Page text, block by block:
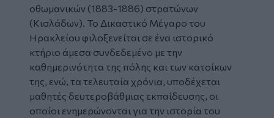
οθωμανικών (1883-1886) στρατώνων
(Κισλάδων). Το Δικαστικό Μέγαρο του
Ηρακλείου φιλοξενείται σε ένα ιστορικό
κτήριο άμεσα συνδεδεμένο με την
καθημερινότητα της πόλης και των κατοίκων
της, ενώ, τα τελευταία χρόνια, υποδέχεται
μαθητές δευτεροβάθμιας εκπαίδευσης, οι
οποίοι ενημερώνονται για την ιστορία του